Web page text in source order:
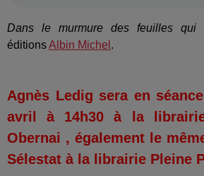
Dans le murmure des feuilles qui
éditionsAlbin Michel .
Agnès Ledig sera en
avril à 14h30 à la
Obernai , également le
Sélestat à la librairie Pleine